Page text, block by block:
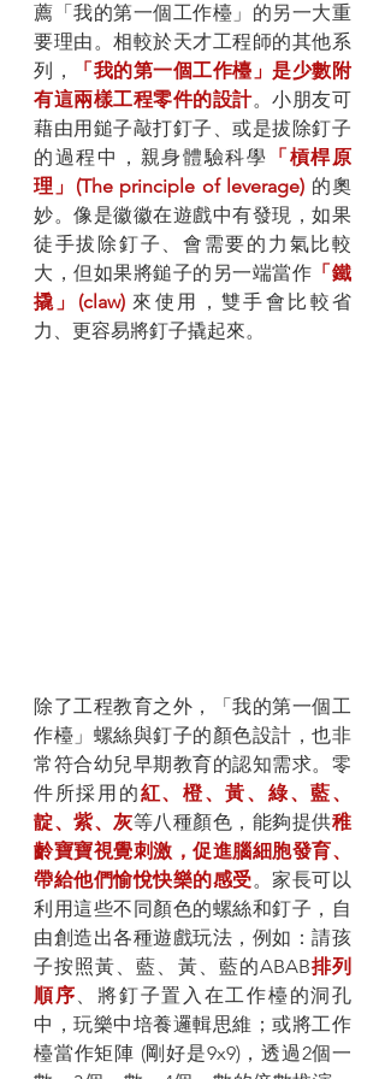
薦「我的第一個工作檯」的另一大重
要理由。相較於天才工程師的其他系
列，
「我的第一個工作檯」是少數附
有這兩樣工程零件的設計。小朋友可
藉由用鎚子敲打釘子、或是拔除釘子
的過程中，親身體驗科學
「槓桿原
理」(The principle of leverage) 的奧
妙。像是徽徽在遊戲中有發現，如果
徒手拔除釘子、會需要的力氣比較
大，但如果將鎚子的另一端當作 「鐵
撬」(claw) 來使用，雙手會比較省
力、更容易將釘子撬起來。
除了工程教育之外，「我的第一個工
作檯」螺絲與釘子的顏色設計，也非
常符合幼兒早期教育的認知需求。零
件所採用的紅、橙、黃、綠、藍、
靛、紫、灰等八種顏色，能夠提供稚
齡寶寶視覺刺激，促進腦細胞發育、
帶給他們愉悅快樂的感受。家長可以
利用這些不同顏色的螺絲和釘子，自
由創造出各種遊戲玩法，例如：請孩
子按照黃、藍、黃、藍的ABAB排列
順序、將釘子置入在工作檯的洞孔
中，玩樂中培養邏輯思維；或將工作
檯當作矩陣 (剛好是9x9)，透過2個一